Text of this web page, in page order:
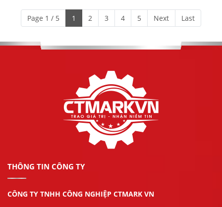
Page 1 / 5 1 2 3 4 5 Next Last
THÔNG TIN CÔNG TY
CÔNG TY TNHH CÔNG NGHIỆP CTMARK VN